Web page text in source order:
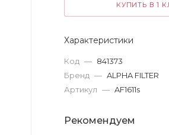
КУПИТЬ В 1
Характеристики
Код — 841373
Бренд — ALPHA FILTER
Артикул — AF1611s
Рекомендуем